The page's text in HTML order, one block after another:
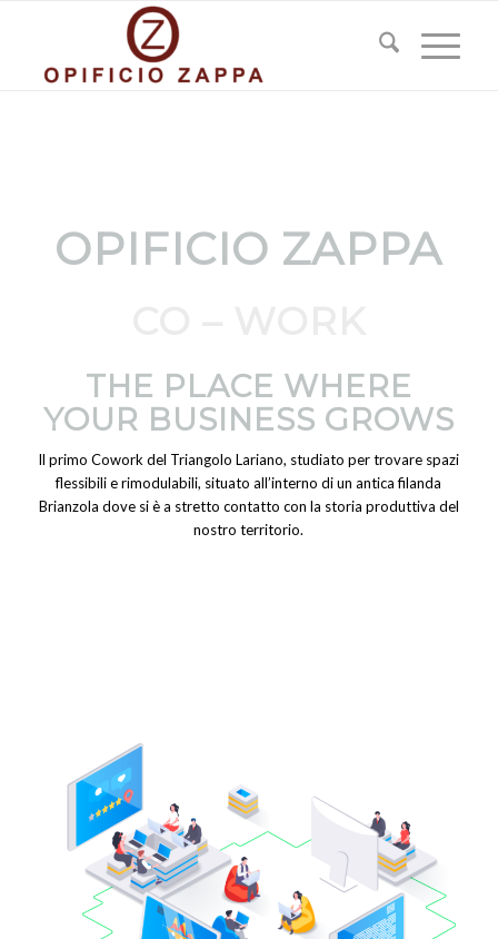
OPIFICIO ZAPPA
THE PLACE WHERE
YOUR BUSINESS GROWS
Il primo Cowork del Triangolo Lariano, studiato per trovare spazi
flessibili e rimodulabili, situato all’interno di un antica filanda
Brianzola dove si è a stretto contatto con la storia produttiva del
nostro territorio.